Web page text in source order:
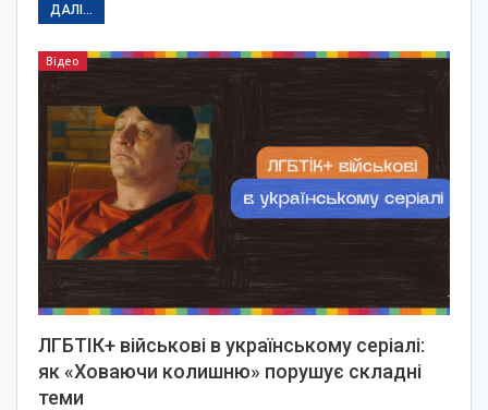
ДАЛІ...
Відео
ЛГБТІК+ військові в українському серіалі:
як «Ховаючи колишню» порушує складні
теми